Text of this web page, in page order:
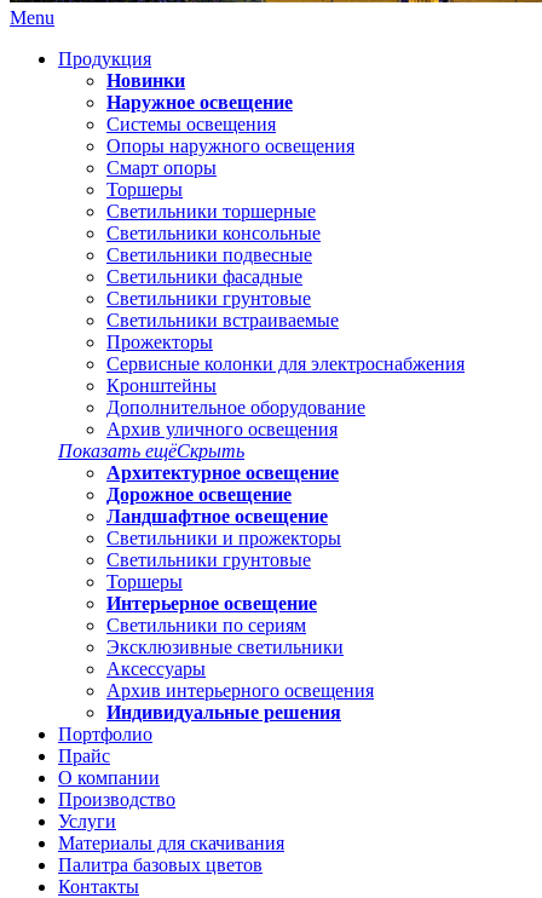
Menu
Продукция
Новинки
Наружное освещение
Системы освещения
Опоры наружного освещения
Смарт опоры
Торшеры
Светильники торшерные
Светильники консольные
Светильники подвесные
Светильники фасадные
Светильники грунтовые
Светильники встраиваемые
Прожекторы
Сервисные колонки для электроснабжения
Кронштейны
Дополнительное оборудование
Архив уличного освещения
Показать ещёСкрыть
Архитектурное освещение
Дорожное освещение
Ландшафтное освещение
Светильники и прожекторы
Светильники грунтовые
Торшеры
Интерьерное освещение
Светильники по сериям
Эксклюзивные светильники
Аксессуары
Архив интерьерного освещения
Индивидуальные решения
Портфолио
Прайс
О компании
Производство
Услуги
Материалы для скачивания
Палитра базовых цветов
Контакты